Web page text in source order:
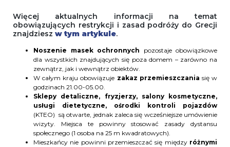
Więcej aktualnych informacji na temat
obowiązujących restrykcji i zasad podróży do Grecji
znajdziesz w tym artykule.
Noszenie masek ochronnych pozostaje obowiązkowe
dla wszystkich znajdujących się poza domem – zarówno na
zewnątrz, jak i wewnątrz obiektów.
W całym kraju obowiązuje zakaz przemieszczania się w
godzinach 21.00-05.00.
Sklepy detaliczne, fryzjerzy, salony kosmetyczne,
usługi dietetyczne, ośrodki kontroli pojazdów
(KTEO) są otwarte, jednak zaleca się wcześniejsze umówienie
wizyty. Miejsca te powinny stosować zasady dystansu
społecznego (1 osoba na 25 m kwadratowych).
Mieszkańcy nie powinni przemieszczać się międzyróżnymi